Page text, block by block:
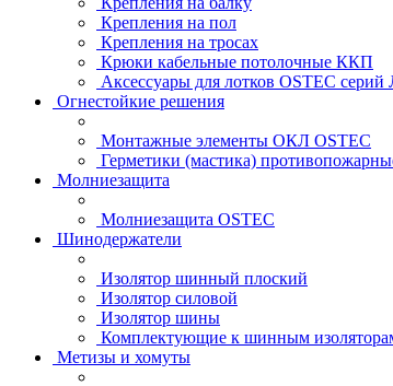
Крепления на пол
Крепления на тросах
Крюки кабельные потолочные ККП
Аксессуары для лотков OSTEC
Огнестойкие решения
Монтажные элементы ОКЛ OSTEC
Герметики (мастика)
Молниезащита
Молниезащита OSTEC
Шинодержатели
Изолятор шинный плоский
Изолятор силовой
Изолятор шины
Комплектующие к шинным
Метизы и хомуты